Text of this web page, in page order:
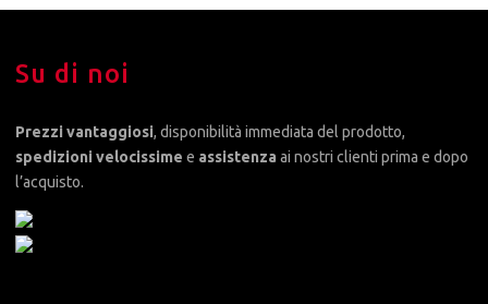
Su di noi
Prezzi vantaggiosi, disponibilità immediata del prodotto,
spedizioni velocissime e assistenza ai nostri clienti prima e dopo
l’acquisto.